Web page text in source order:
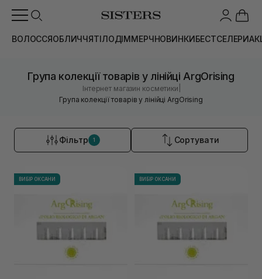
ВОЛОССЯОБЛИЧЧЯТІЛОДІММЕРЧНОВИНКИБЕСТСЕЛЕРИ
Група колекції товарів у лінійці ArgOrising
Інтернет магазин косметики
Група колекції товарів у лінійці ArgOrising
Фільтр 1 Сортувати
ВИБІР ОКСАНИ ВИБІР ОКСАНИ